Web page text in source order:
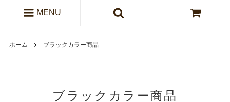
MENU
ホーム ブラックカラー商品
ブラックカラー商品